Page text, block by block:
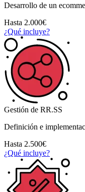
Desarrollo de un
Hasta 2.000€
¿Qué incluye?
Gestión de RR.SS
Definición e
Hasta 2.500€
¿Qué incluye?